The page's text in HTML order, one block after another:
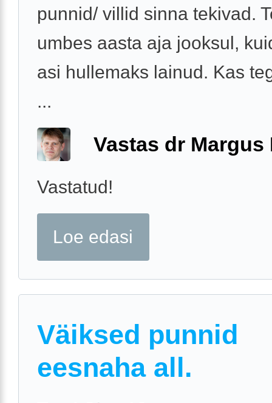
punnid/ villid sinna tekivad.
umbes aasta aja jooksul,
asi hullemaks lainud. Kas
...
Vastas dr Margus
Vastatud!
Loe edasi
Väiksed punnid
eesnaha all.